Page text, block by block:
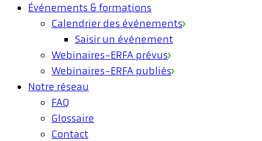
Événements & formations
Calendrier des événements
Saisir un événement
Webinaires-ERFA prévus
Webinaires-ERFA publiés
Notre réseau
FAQ
Glossaire
Contact